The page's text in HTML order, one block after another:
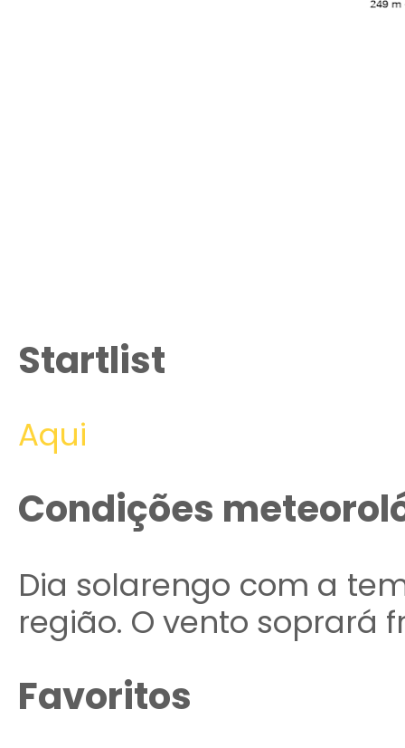
Startlist
Aqui
Condições
Dia solarengo com a
região. O vento soprará
Favoritos